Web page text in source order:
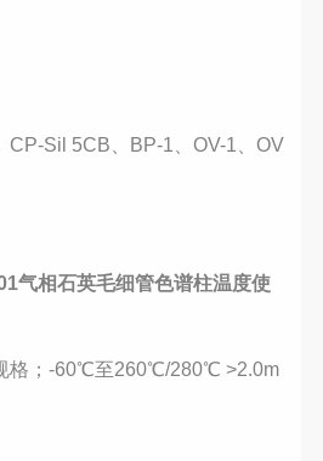
CP-Sil 5CB、BP-1、OV-1、OV
气相石英毛细管色谱柱温度使
格；-60℃至260℃/280℃ >2.0m